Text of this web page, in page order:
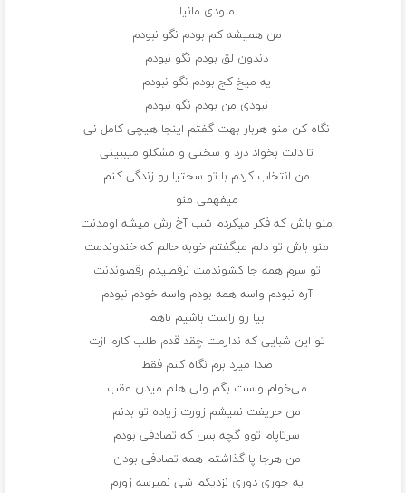
ملودی مانیا
من همیشه کم بودم نگو نبودم
دندون لق بودم نگو نبودم
یه میخ کج بودم نگو نبودم
نبودی من بودم نگو نبودم
نگاه کن منو هربار بهت گفتم اینجا هیچی کامل نی
تا دلت بخواد درد و سختی و مشکلو میببینی
من انتخاب کردم با تو سختیا رو زندگی کنم
میفهمی منو
منو باش که فکر میکردم شب آخ رش میشه اومدنت
منو باش تو دلم میگفتم خوبه حالم که خندوندمت
تو سرم همه جا کشوندمت نرقصیدم رقصوندنت
آره نبودم واسه همه بودم واسه خودم نبودم
بیا رو راست باشیم باهم
تو این شبایی که ندارمت چقد قدم طلب کارم ازت
صدا میزد‌ برم نگاه کنم فقط
می‌خوام واست بگم ولی هلم میدن عقب
من حریفت نمیشم زورت زیاده تو بدنم
سرتاپام توو گچه بس که تصادفی بودم
من هرجا پا گذاشتم همه تصادفی بودن
یه جوری دوری نزدیکم شی نمیرسه زورم